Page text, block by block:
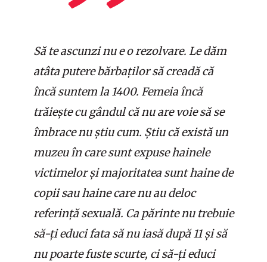
Să te ascunzi nu e o rezolvare. Le dăm
atâta putere bărbaților să creadă că
încă suntem la 1400. Femeia încă
trăiește cu gândul că nu are voie să se
îmbrace nu știu cum. Știu că există un
muzeu în care sunt expuse hainele
victimelor și majoritatea sunt haine de
copii sau haine care nu au deloc
referință sexuală. Ca părinte nu trebuie
să-ți educi fata să nu iasă după 11 și să
nu poarte fuste scurte, ci să-ți educi